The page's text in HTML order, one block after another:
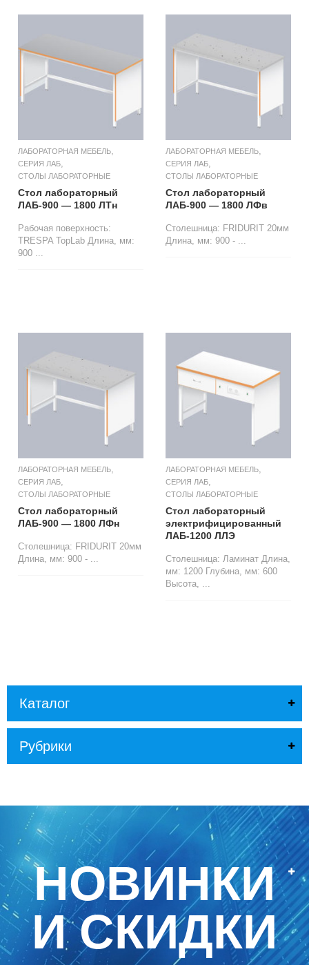
ЛАБОРАТОРНАЯ МЕБЕЛЬ,
СЕРИЯ ЛАБ,
СТОЛЫ ЛАБОРАТОРНЫЕ
Стол лабораторный
ЛАБ-900 — 1800 ЛТн
Рабочая поверхность:
TRESPA TopLab Длина, мм:
900 ...
ЛАБОРАТОРНАЯ МЕБЕЛЬ,
СЕРИЯ ЛАБ,
СТОЛЫ ЛАБОРАТОРНЫЕ
Стол лабораторный
ЛАБ-900 — 1800 ЛФв
Столешница: FRIDURIT 20мм
Длина, мм: 900 - ...
ЛАБОРАТОРНАЯ МЕБЕЛЬ
СЕРИЯ ЛАБ
СТОЛЫ ЛАБОРАТОРНЫЕ
Стол лабораторный
ЛАБ-900 — 1800 ЛФн
Столешница: FRIDURIT 20мм
Длина, мм: 900 - ...
ЛАБОРАТОРНАЯ МЕБЕЛЬ
СЕРИЯ ЛАБ
СТОЛЫ ЛАБОРАТОРНЫЕ
Стол лабораторный
электрифицированный
ЛАБ-1200 ЛЛЭ
Столешница: Ламинат Длина,
мм: 1200 Глубина, мм: 600
Высота, ...
Каталог
Рубрики
НОВИНКИ
И СКИДКИ